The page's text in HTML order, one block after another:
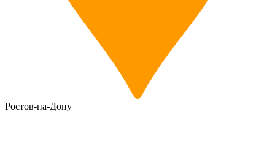
Ростов-на-Дону